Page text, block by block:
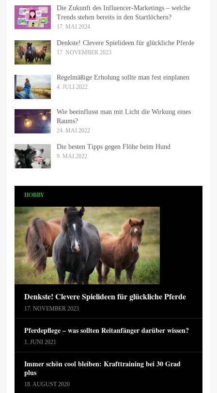
Die Zukunft des Influencer-Marketings – welche
Trends stehen bereits in den Startlöchern?
17. MAI 2024
Denkste! Clevere Spielideen für glückliche Pferde
17. NOVEMBER 2023
Regelmäßige Erholung sollte man fest einplanen
4. JULI 2022
Wie beeinflusst man mit Licht die Wirkung eines
Raums?
24. MAI 2022
Die besten Tipps gegen Flöhe beim Hund
9. MAI 2022
HOBBY
Denkste! Clevere Spielideen für glückliche Pferde
17. NOVEMBER 2023
Pferdepflege – was sollten Reitanfänger darüber wissen?
1. JUNI 2021
Immer schön cool bleiben: Krafttraining bei 30 Grad
plus
18. AUGUST 2020